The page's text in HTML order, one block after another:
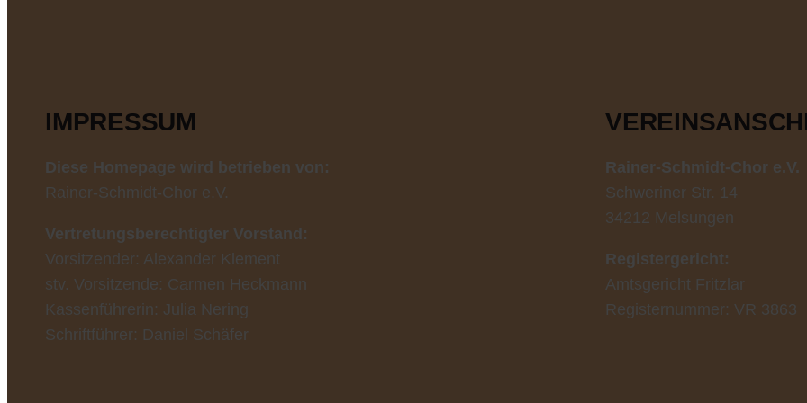
IMPRESSUM
Diese Homepage wird betrieben von:
Rainer-Schmidt-Chor e.V.
Vertretungsberechtigter Vorstand:
Vorsitzender: Alexander Klement
stv. Vorsitzende: Carmen Heckmann
Kassenführerin: Julia Nering
Schriftführer: Daniel Schäfer
Rainer-Schmidt-Chor e.V.
Schweriner Str. 14
34212 Melsungen
Registergericht:
Amtsgericht Fritzlar
Registernummer: VR 3863